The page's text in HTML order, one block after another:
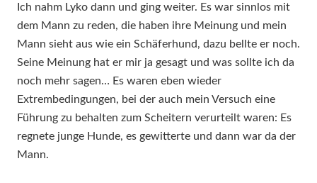
Ich nahm Lyko dann und ging weiter. Es war sinnlos mit
dem Mann zu reden, die haben ihre Meinung und mein
Mann sieht aus wie ein Schäferhund, dazu bellte er noch.
Seine Meinung hat er mir ja gesagt und was sollte ich da
noch mehr sagen… Es waren eben wieder
Extrembedingungen, bei der auch mein Versuch eine
Führung zu behalten zum Scheitern verurteilt waren: Es
regnete junge Hunde, es gewitterte und dann war da der
Mann.